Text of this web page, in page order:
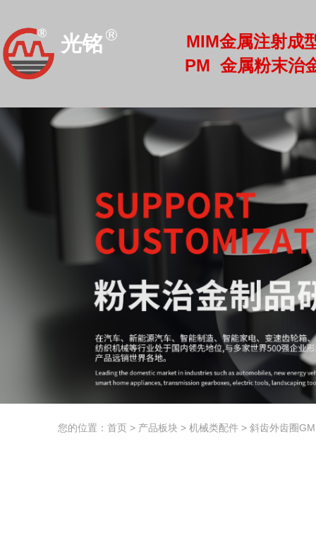
光铭
MIM金属注射成
PM 金属粉末治
光铭
您的位置：首页 > 产品板块 > 机械类配件 > 斜齿外齿圈